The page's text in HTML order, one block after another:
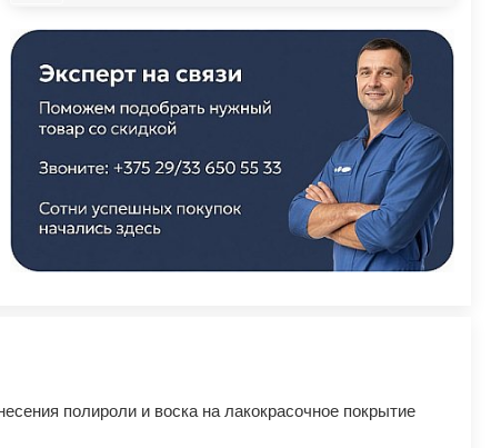
полироли и воска на лакокрасочное покрытие